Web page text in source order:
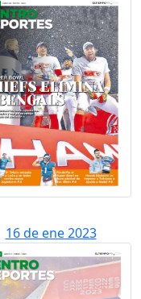
16 de ene 2023